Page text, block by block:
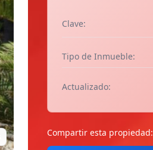
Clave:
Tipo de Inmueble:
Actualizado:
Compartir esta propiedad: